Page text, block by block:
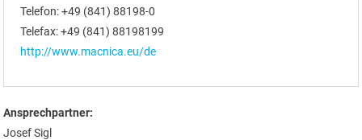
Telefon: +49 (841) 88198-0
Telefax: +49 (841) 88198199
http://www.macnica.eu/de
Ansprechpartner:
Josef Sigl